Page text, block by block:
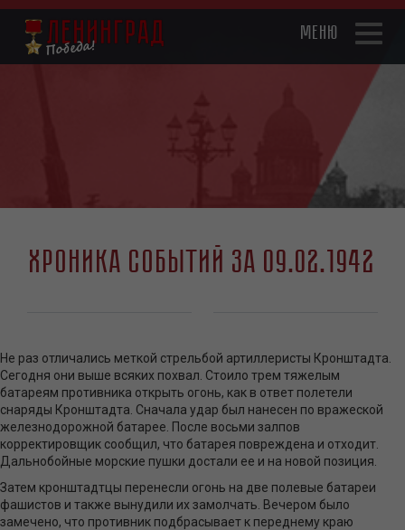
Перейти
основному
содержанию
Хроника событий за 09.02.1942
Не раз отличались меткой стрельбой артиллеристы Кронштадта.
Сегодня они выше всяких похвал. Стоило трем тяжелым
батареям противника открыть огонь, как в ответ полетели
снаряды Кронштадта. Сначала удар был нанесен по вражеской
железнодорожной батарее. После восьми залпов
корректировщик сообщил, что батарея повреждена и отходит.
Дальнобойные морские пушки достали ее и на новой позиция.
Затем кронштадтцы перенесли огонь на две полевые батареи
фашистов и также вынудили их замолчать. Вечером было
замечено, что противник подбрасывает к переднему краю